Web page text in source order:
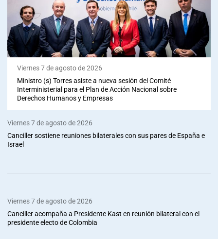
Viernes 7 de agosto de 2026
Ministro (s) Torres asiste a nueva sesión del Comité
Interministerial para el Plan de Acción Nacional sobre
Derechos Humanos y Empresas
Viernes 7 de agosto de 2026
Canciller sostiene reuniones bilaterales con sus pares de España e
Israel
Viernes 7 de agosto de 2026
Canciller acompaña a Presidente Kast en reunión bilateral con el
presidente electo de Colombia